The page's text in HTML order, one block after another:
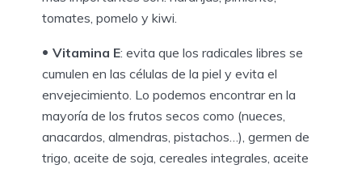
tomates, pomelo y kiwi.
Vitamina E: evita que los radicales libres se
cumulen en las células de la piel y evita el
envejecimiento. Lo podemos encontrar en la
mayoría de los frutos secos como (nueces,
anacardos, almendras, pistachos…), germen de
trigo, aceite de soja, cereales integrales, aceite